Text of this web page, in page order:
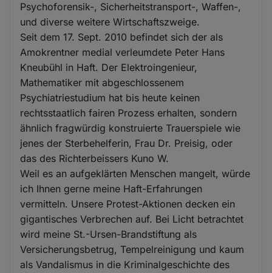
Psychoforensik-, Sicherheitstransport-, Waffen-,
und diverse weitere Wirtschaftszweige.
Seit dem 17. Sept. 2010 befindet sich der als
Amokrentner medial verleumdete Peter Hans
Kneubühl in Haft. Der Elektroingenieur,
Mathematiker mit abgeschlossenem
Psychiatriestudium hat bis heute keinen
rechtsstaatlich fairen Prozess erhalten, sondern
ähnlich fragwürdig konstruierte Trauerspiele wie
jenes der Sterbehelferin, Frau Dr. Preisig, oder
das des Richterbeissers Kuno W.
Weil es an aufgeklärten Menschen mangelt, würde
ich Ihnen gerne meine Haft-Erfahrungen
vermitteln. Unsere Protest-Aktionen decken ein
gigantisches Verbrechen auf. Bei Licht betrachtet
wird meine St.-Ursen-Brandstiftung als
Versicherungsbetrug, Tempelreinigung und kaum
als Vandalismus in die Kriminalgeschichte des